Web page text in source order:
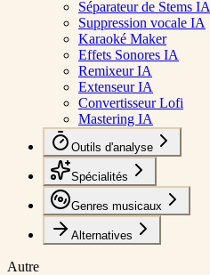
Séparateur de Stems IA
Suppression vocale IA
Karaoké Maker
Effets Sonores IA
Remixeur IA
Extenseur IA
Convertisseur Lofi
Mastering IA
Outils d'analyse
Spécialités
Genres musicaux
Alternatives
Autre